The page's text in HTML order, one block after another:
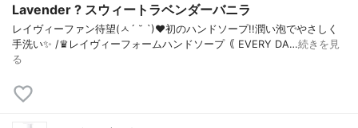
Lavender ? スウィートラベンダーバニラ
レイヴィーファン待望(ㅅ´ ˘ `)❤︎ 初のハンドソープ!! 潤い泡でやさしく
手洗い✨ / ♛レイヴィーフォームハンドソープ ｟ EVERY DA…続きを見
る